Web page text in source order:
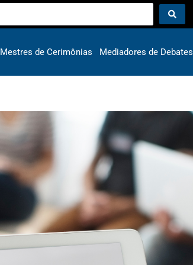
Mestres de Cerimônias Mediadores de Debates